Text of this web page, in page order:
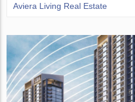
Aviera Living Real Estate